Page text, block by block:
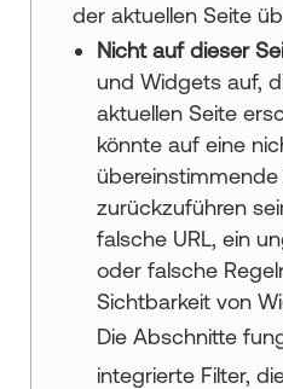
der aktuellen Seite
Nicht auf dieser
und Widgets auf,
aktuellen Seite
könnte auf eine
zurückzuführen
falsche URL, ein
oder falsche
Sichtbarkeit von
Die Abschnitte
integrierte Filter,